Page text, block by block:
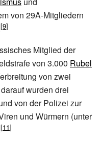
von 29A-Mitgliedern
Mitglied der
von 3.000 Rubel
von zwei
wurden drei
von der Polizei zur
und Würmern (unter